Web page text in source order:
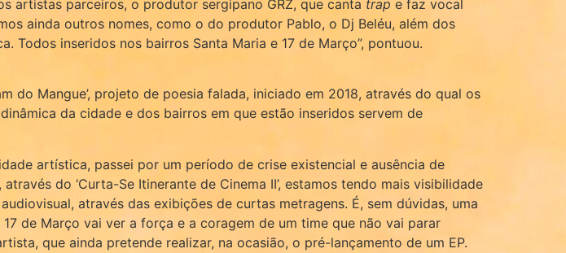
artistas parceiros, o produtor sergipano GRZ, que canta trap e faz vocal
ainda outros nomes, como o do produtor Pablo, o Dj Beléu, além dos
Todos inseridos nos bairros Santa Maria e 17 de Março”, pontuou.
do Mangue’, projeto de poesia falada, iniciado em 2018, através do qual os
da cidade e dos bairros em que estão inseridos servem de
artística, passei por um período de crise existencial e ausência de
do ‘Curta-Se Itinerante de Cinema II’, estamos tendo mais visibilidade
através das exibições de curtas metragens. É, sem dúvidas, uma
de Março vai ver a força e a coragem de um time que não vai parar
que ainda pretende realizar, na ocasião, o pré-lançamento de um EP.